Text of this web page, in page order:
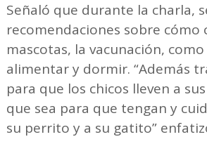
Señaló que durante la charla,
recomendaciones sobre cómo
mascotas, la vacunación,
alimentar y dormir. “Además
para que los chicos lleven a
que sea para que tengan y
su perrito y a su gatito”